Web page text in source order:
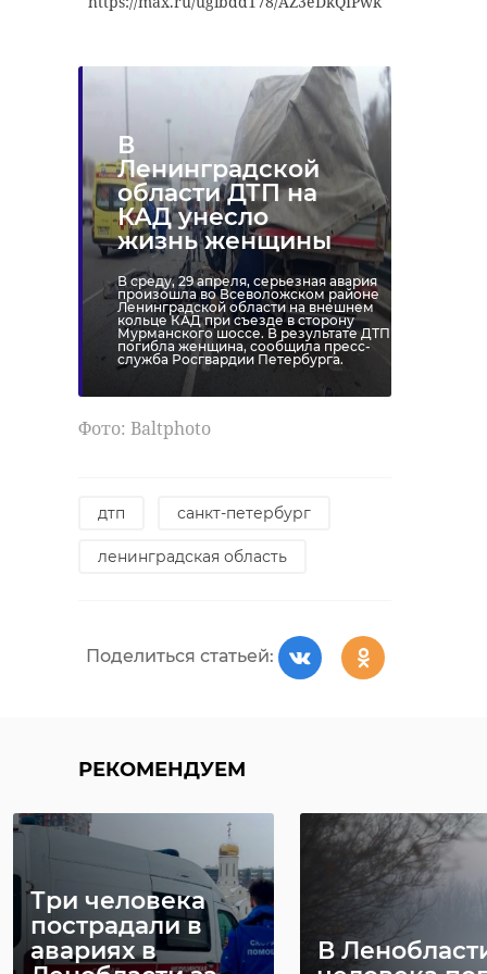
В
Ленинградской
области ДТП на
КАД унесло
жизнь женщины
В среду, 29 апреля, серьезная авария
произошла во Всеволожском районе
Ленинградской области на внешнем
кольце КАД при съезде в сторону
Мурманского шоссе. В результате ДТП
погибла женщина, сообщила пресс-
служба Росгвардии Петербурга.
Фото: Вaltphoto
дтп санкт-петербург
ленинградская область
Поделиться статьей:
РЕКОМЕНДУЕМ
Три человека
пострадали в
авариях в
В
установили 301 имя погибших, а
для захоронения на малой Родине
передали останки четырех
советских солдат.
Красной Армии связан с братским
захоронением, которое было
создано в декабре 1941 года у
года. Здесь были погребены более
2700 советских военнослужащих,
году поисковым отрядам
"Пулковский рубеж" и "Магура" в
ходе поисково-разведывательных
Как ранее писал47 канал
территорию благоустроили:
полиция на транспорте
московский вокзал
федеральный розыск
Поделиться статьей: